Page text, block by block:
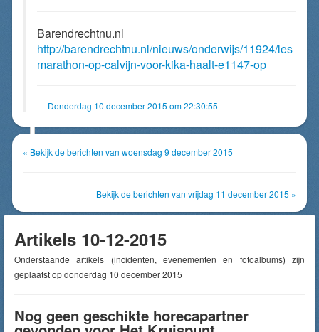
Barendrechtnu.nl
http://barendrechtnu.nl/nieuws/onderwijs/11924/les
marathon-op-calvijn-voor-kika-haalt-e1147-op
Donderdag 10 december 2015 om 22:30:55
« Bekijk de berichten van woensdag 9 december 2015
Bekijk de berichten van vrijdag 11 december 2015 »
Artikels 10-12-2015
Onderstaande artikels (incidenten, evenementen en fotoalbums) zijn
geplaatst op donderdag 10 december 2015
Nog geen geschikte horecapartner